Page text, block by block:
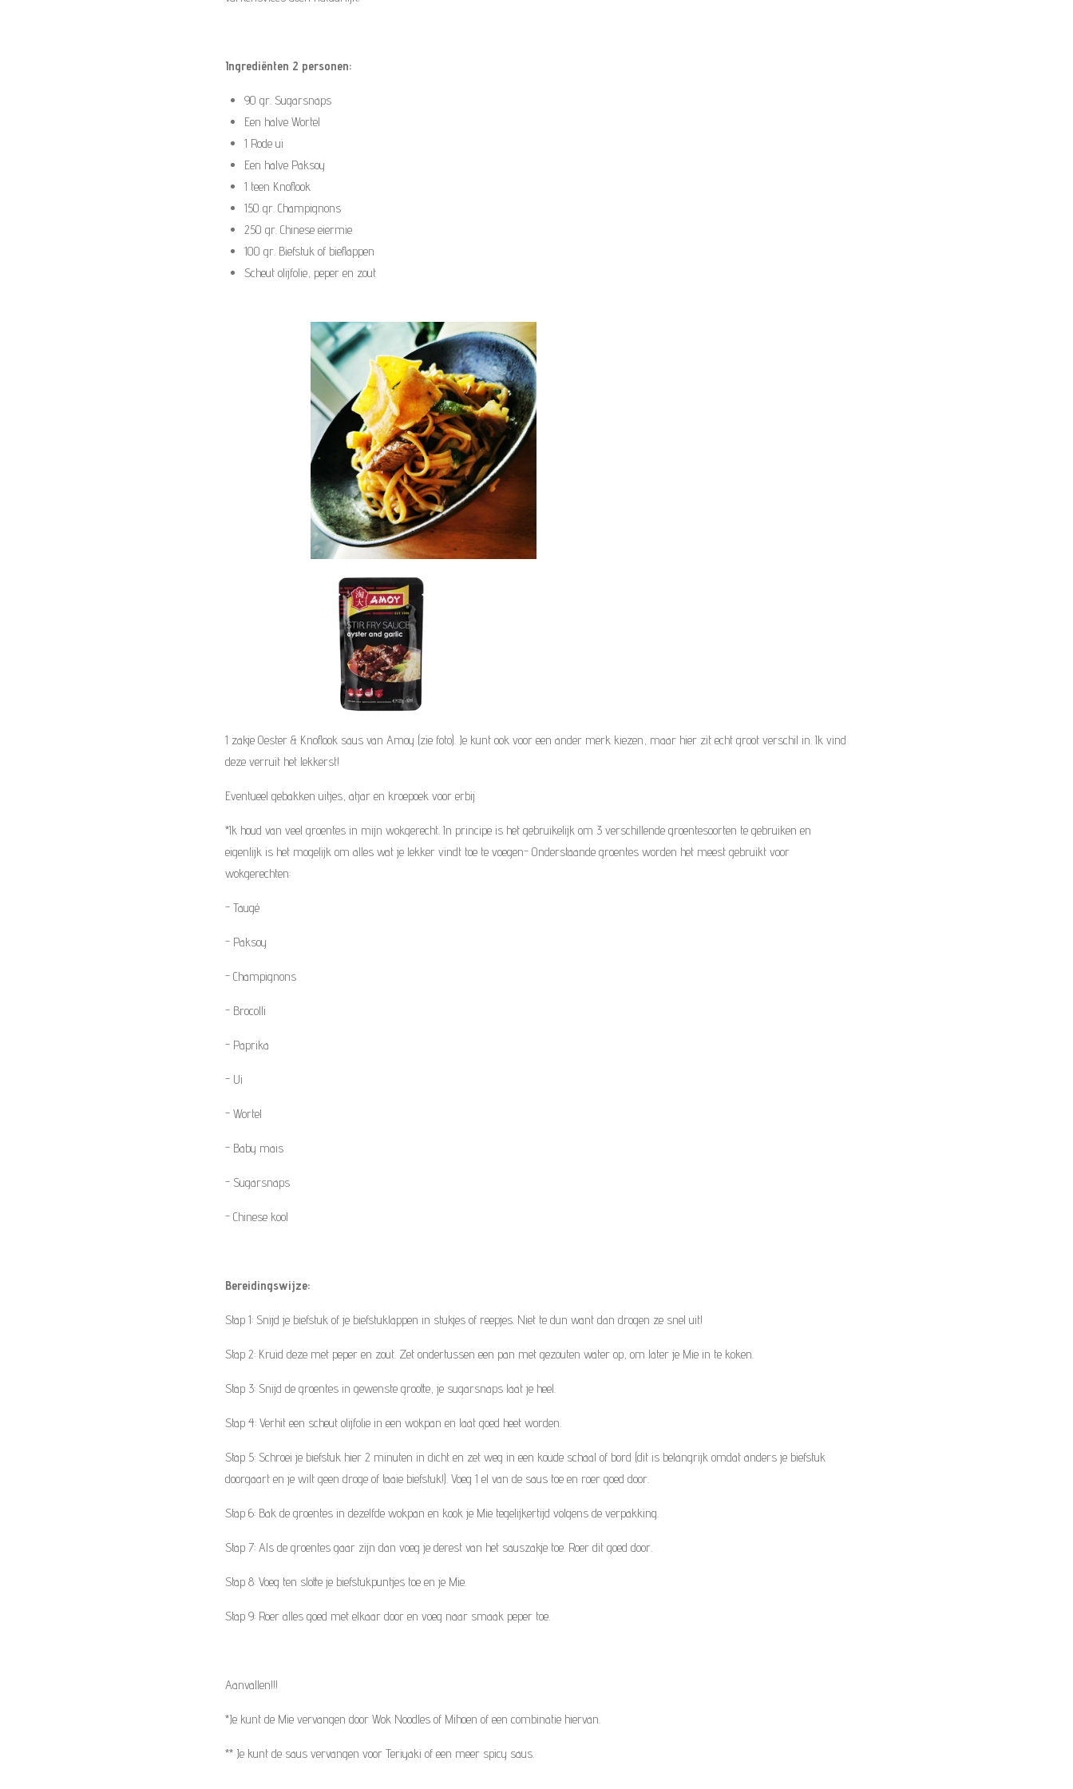
s
r
n
n n n
Ingrediënten 2 personen:
90 gr. Sugarsnaps
Een halve Wortel
1 Rode ui
Een halve Paksoy
1 teen Knoflook
150 gr. Champignons
250 gr. Chinese eiermie
100 gr. Biefstuk of bieflappen
Scheut olijfolie, peper en zout
1 zakje Oester & Knoflook saus van Amoy (zie foto). Je kunt ook voor een ander merk kiezen, maar hier zit echt groot verschil in. Ik vind
deze verruit het lekkerst!
Eventueel gebakken uitjes, atjar en kroepoek voor erbij
*Ik houd van veel groentes in mijn wokgerecht. In principe is het gebruikelijk om 3 verschillende groentesoorten te gebruiken en
eigenlijk is het mogelijk om alles wat je lekker vindt toe te voegen- Onderstaande groentes worden het meest gebruikt voor
wokgerechten:
- Taugé
- Paksoy
- Champignons
- Brocolli
- Paprika
- Ui
- Wortel
- Baby mais
- Sugarsnaps
- Chinese kool
Bereidingswijze:
Stap 1: Snijd je biefstuk of je biefstuklappen in stukjes of reepjes. Niet te dun want dan drogen ze snel uit!
Stap 2: Kruid deze met peper en zout. Zet ondertussen een pan met gezouten water op, om later je Mie in te koken.
Stap 3: Snijd de groentes in gewenste grootte, je sugarsnaps laat je heel.
Stap 4: Verhit een scheut olijfolie in een wokpan en laat goed heet worden.
Stap 5: Schroei je biefstuk hier 2 minuten in dicht en zet weg in een koude schaal of bord (dit is belangrijk omdat anders je biefstuk
doorgaart en je wilt geen droge of taaie biefstuk!). Voeg 1 el van de saus toe en roer goed door.
Stap 6: Bak de groentes in dezelfde wokpan en kook je Mie tegelijkertijd volgens de verpakking.
Stap 7: Als de groentes gaar zijn dan voeg je derest van het sauszakje toe. Roer dit goed door.
Stap 8: Voeg ten slotte je biefstukpuntjes toe en je Mie.
Stap 9: Roer alles goed met elkaar door en voeg naar smaak peper toe.
Aanvallen!!!
*Je kunt de Mie vervangen door Wok Noodles of Mihoen of een combinatie hiervan.
** Je kunt de saus vervangen voor Teriyaki of een meer spicy saus.